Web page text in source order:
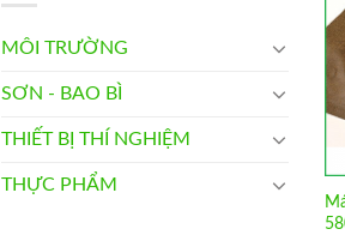
MÔI TRƯỜNG
SƠN - BAO BÌ
THIẾT BỊ THÍ NGHIỆM
THỰC PHẨM